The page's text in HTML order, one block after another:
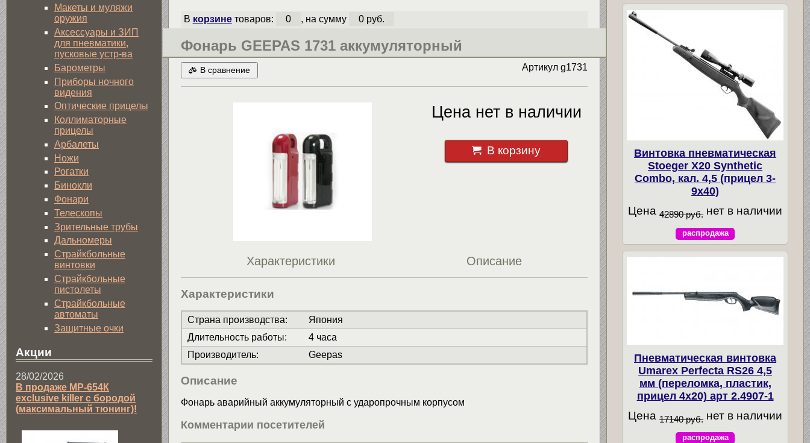
В корзинетоваров: 0 , на сумму 0 руб.
Фонарь GEEPAS 1731 аккумуляторный
В сравнение Артикулg1731
Цена нет в наличии
В корзину
Характеристики Описание
Характеристики
Страна производства:
Япония
Длительность работы:
4 часа
Производитель: Geepas
Описание
Фонарь аварийный аккумуляторный с ударопрочным корпусом
Комментарии посетителей
Макеты и муляжи
оружия
Аксессуары и ЗИП
для пневматики,
пусковые устр-ва
Барометры
Приборы ночного
видения
Оптические прицелы
Коллиматорные
прицелы
Арбалеты
Ножи
Рогатки
Бинокли
Фонари
Телескопы
Зрительные трубы
Дальномеры
Страйкбольные
винтовки
Страйкбольные
пистолеты
Страйкбольные
автоматы
Защитные очки
Акции
28/02/2026
В продаже МР-654К
exclusive killer с бородой
(максимальный тюнинг)!
Винтовка пневматическая
Stoeger X20 Synthetic
Combo, кал. 4,5 (прицел 3-
9х40)
Цена 42890 руб. нет в наличии
распродажа
Пневматическая винтовка
Umarex Perfecta RS26 4,5
мм (переломка, пластик,
прицел 4x20) арт 2.4907-1
Цена 17140 руб. нет в наличии
распродажа